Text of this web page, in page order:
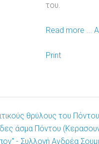
του.
Read more ...
Print
θρύλους του
άσμα Πόντου
- Συλλογή Ανδρέα